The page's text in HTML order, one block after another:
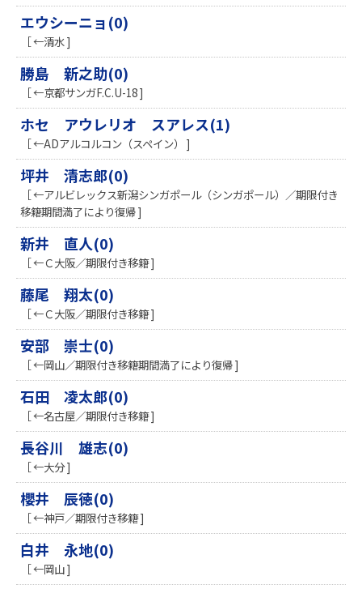
エウシーニョ(0)
［ ←清水 ]
勝島 新之助(0)
［ ←京都サンガF.C.U-18 ]
ホセ アウレリオ スアレス(1)
［ ←ADアルコルコン（スペイン） ]
坪井 清志郎(0)
［ ←アルビレックス新潟シンガポール（シンガポール）／期限付き
移籍期間満了により復帰 ]
新井 直人(0)
［ ←Ｃ大阪／期限付き移籍 ]
藤尾 翔太(0)
［ ←Ｃ大阪／期限付き移籍 ]
安部 崇士(0)
［ ←岡山／期限付き移籍期間満了により復帰 ]
石田 凌太郎(0)
［ ←名古屋／期限付き移籍 ]
長谷川 雄志(0)
［ ←大分 ]
櫻井 辰徳(0)
［ ←神戸／期限付き移籍 ]
白井 永地(0)
［ ←岡山 ]